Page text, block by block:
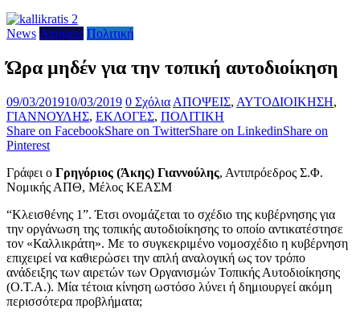
News Απόψεις Πολιτική
Ώρα μηδέν για την τοπική αυτοδιοίκηση
09/03/201910/03/2019 0 Σχόλια ΑΠΟΨΕΙΣ, ΑΥΤΟΔΙΟΙΚΗΣΗ,
ΓΙΑΝΝΟΥΛΗΣ, ΕΚΛΟΓΕΣ, ΠΟΛΙΤΙΚΗ
Share on FacebookShare on TwitterShare on LinkedinShare on
Pinterest
Γράφει ο Γρηγόριος (Άκης) Γιαννούλης, Αντιπρόεδρος Σ.Φ.
Νομικής ΑΠΘ, Μέλος ΚΕΑΣΜ
“Κλεισθένης 1”. Έτσι ονομάζεται το σχέδιο της κυβέρνησης για
την οργάνωση της τοπικής αυτοδιοίκησης το οποίο αντικατέστησε
τον «Καλλικράτη». Με το συγκεκριμένο νομοσχέδιο η κυβέρνηση
επιχειρεί να καθιερώσει την απλή αναλογική ως τον τρόπο
ανάδειξης των αιρετών των Οργανισμών Τοπικής Αυτοδιοίκησης
(Ο.Τ.Α.). Μία τέτοια κίνηση ωστόσο λύνει ή δημιουργεί ακόμη
περισσότερα προβλήματα;